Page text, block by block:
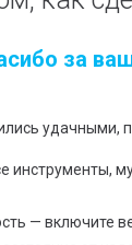
за
удачными,
инструменты,
— включите